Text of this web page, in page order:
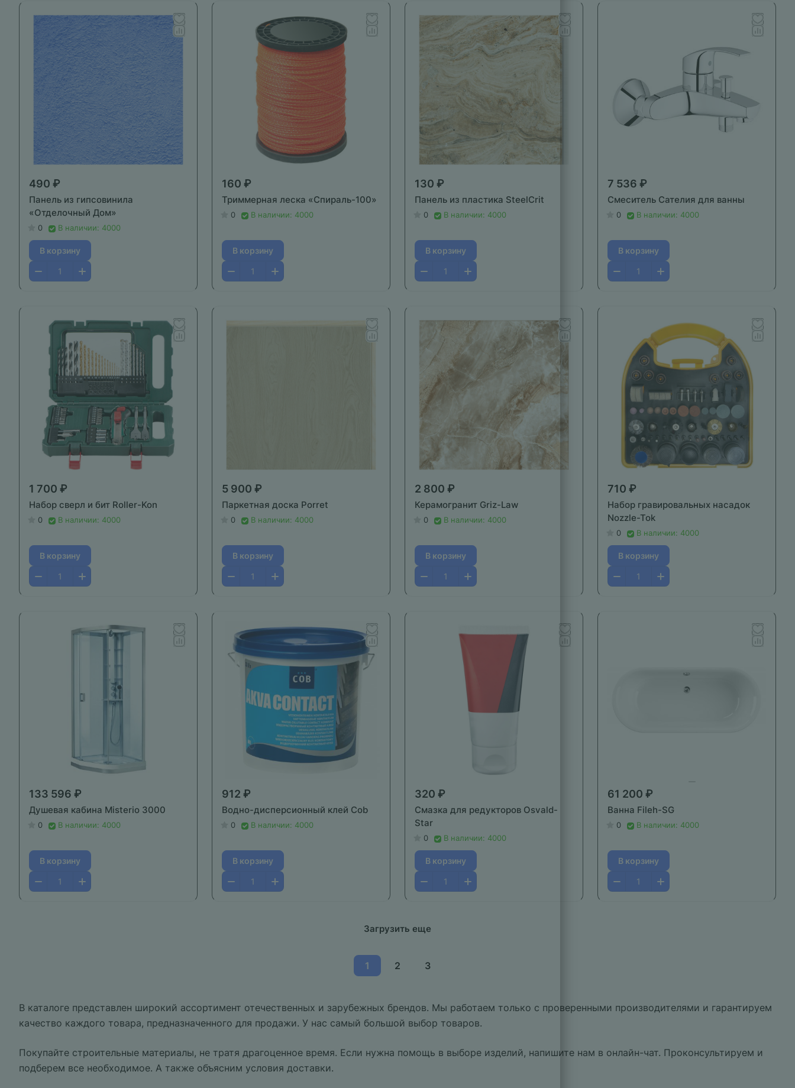
490 ₽
Панель из гипсовинила
«Отделочный Дом»
0 В наличии: 4000
В корзину
160 ₽
Триммерная леска «Спираль-100»
0 В наличии: 4000
В корзину
130 ₽
Панель из пластика SteelCrit
0 В наличии: 4000
В корзину
7 536 ₽
Смеситель Cателия для ванны
0 В наличии: 4000
В корзину
1 700 ₽
Набор сверл и бит Roller-Kon
0 В наличии: 4000
В корзину
5 900 ₽
Паркетная доска Porret
0 В наличии: 4000
В корзину
2 800 ₽
Керамогранит Griz-Law
0 В наличии: 4000
В корзину
710 ₽
Набор гравировальных насадок
Nozzle-Tok
0 В наличии: 4000
В корзину
133 596 ₽
Душевая кабина Misterio 3000
0 В наличии: 4000
В корзину
912 ₽
Водно-дисперсионный клей Cob
0 В наличии: 4000
В корзину
320 ₽
Смазка для редукторов Osvald-
Star
0 В наличии: 4000
В корзину
61 200 ₽
Ванна Fileh-SG
0 В наличии: 4000
В корзину
Загрузить еще
1 2 3
В каталоге представлен широкий ассортимент отечественных и зарубежных брендов. Мы работаем только с проверенными производителями и гарантируем
качество каждого товара, предназначенного для продажи. У нас самый большой выбор товаров.
Покупайте строительные материалы, не тратя драгоценное время. Если нужна помощь в выборе изделий, напишите нам в онлайн-чат. Проконсультируем и
подберем все необходимое. А также объясним условия доставки.